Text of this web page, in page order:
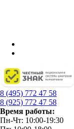
8 (495) 772 47 58
8 (925) 772 47 58
Время работы:
Пн-Чт: 10:00-19:30